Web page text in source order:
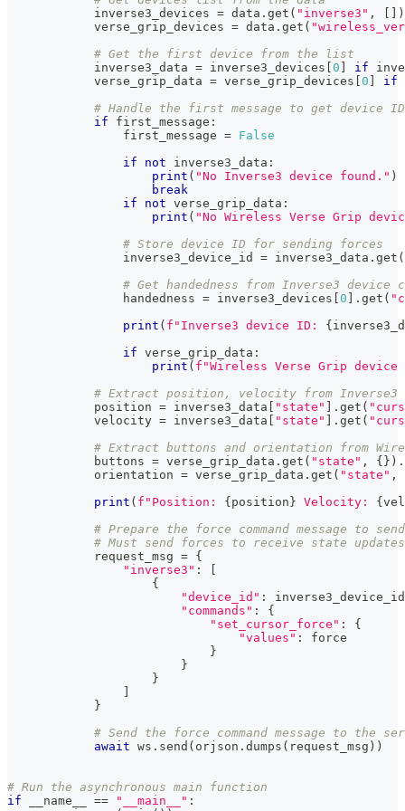
            inverse3_devices
= data . get ( "inverse3" ,
)
            verse_grip_devices
= data . get (
# Get the first device from the list
            inverse3_data
= inverse3_devices 0 if
            verse_grip_data
= verse_grip_devices 0 if
# Handle the first message to get device
if first_message :
                first_message
= False
if
not inverse3_data :
print ( "No Inverse3 device found." )
break
if
not verse_grip_data :
print ( "No Wireless Verse Grip
# Store device ID for sending forces
                inverse3_device_id
= inverse3_data . get (
# Get handedness from Inverse3
                handedness
= inverse3_devices 0 . get (
print ( f"Inverse3 device ID: {
if verse_grip_data :
print ( f"Wireless Verse Grip
# Extract position, velocity from Inverse3
            position
= inverse3_data "state" . get (
            velocity
= inverse3_data "state" . get (
# Extract buttons and orientation from
            buttons
= verse_grip_data . get ( "state" , { } ) .
            orientation
= verse_grip_data . get ( "state" ,
print ( f"Position: { position } Velocity: {
# Prepare the force command message to send
# Must send forces to receive state
            request_msg
= {
"inverse3" :
{
"device_id" :
inverse3_device_id
"commands" :
{
"set_cursor_force" :
{
"values" :
force
}
}
}
}
# Send the force command message to the
await ws . send ( orjson . dumps ( request_msg ) )
# Run the asynchronous main function
if __name__ == "__main__" :